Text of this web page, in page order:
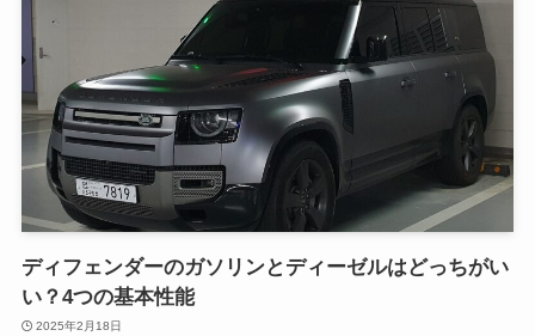
ディフェンダーのガソリンとディーゼルはどっちがい
い？4つの基本性能
2025年2月18日